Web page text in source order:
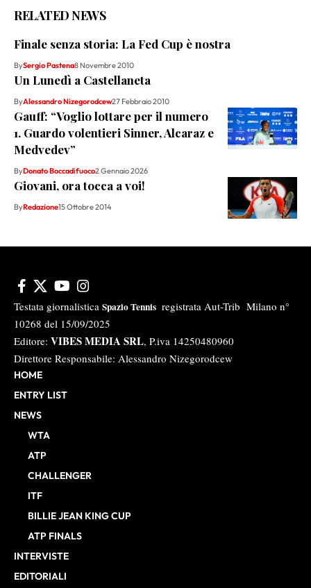
RELATED NEWS
Finale senza storia: La Fed Cup è nostra
BySergio Pastena8 Novembre 2010
Un Lunedì a Castellaneta
ByAlessandro Nizegorodcew27 Febbraio 2010
Gauff: “Voglio lottare per il numero
1. Guardo volentieri Sinner, Alcaraz e
Medvedev”
ByDonato Boccadifuoco2 Gennaio 2026
Giovani, ora tocca a voi!
ByRedazione15 Ottobre 2014
Testata giornalistica Spazio Tennis registrata Aut-Trib Milano n°
10268 del 15/09/2025
Editore: VIBES MEDIA SRL, P.iva 14250480960
Direttore Responsabile: Alessandro Nizegorodcew
HOME
ENTRY LIST
NEWS
WTA
ATP
CHALLENGER
ITF
BILLIE JEAN KING CUP
ATP FINALS
INTERVISTE
EDITORIALI